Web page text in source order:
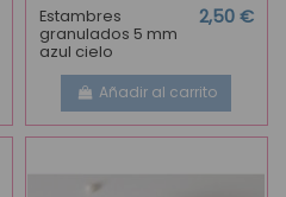
Estambres
granulados 5 mm
azul cielo
2,50 €
Añadir al carrito